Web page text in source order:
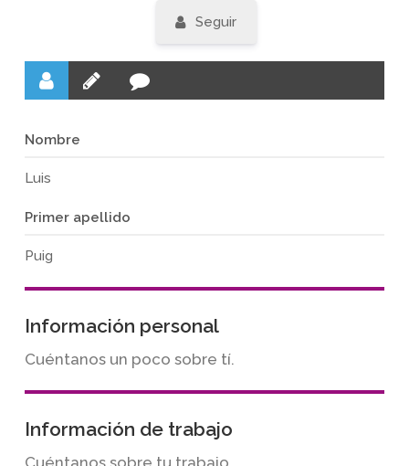
Seguir
Nombre
Luis
Primer apellido
Puig
Información personal
Cuéntanos un poco sobre tí.
Información de trabajo
Cuéntanos sobre tu trabajo.